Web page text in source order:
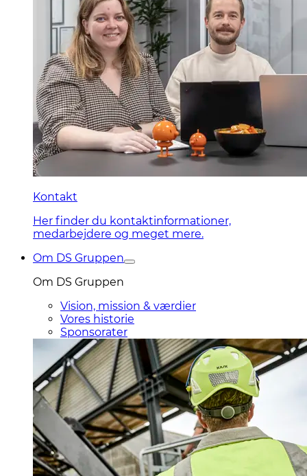
Kontakt
Her finder du kontaktinformationer,
medarbejdere og meget mere.
Om DS Gruppen
Om DS Gruppen
Vision, mission & værdier
Vores historie
Sponsorater